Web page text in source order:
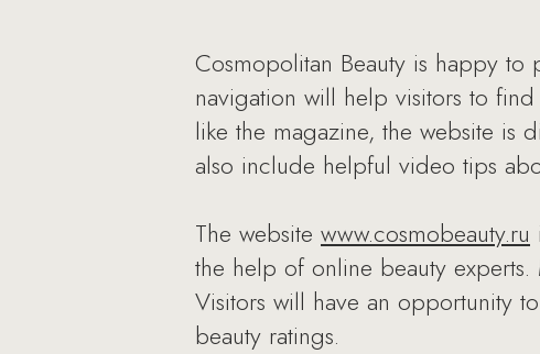
Cosmopolitan Beauty is happy to
navigation will help visitors to
like the magazine, the website is
also include helpful video tips
The website www.cosmobeauty.ru
the help of online beauty
Visitors will have an opportunity
beauty ratings.